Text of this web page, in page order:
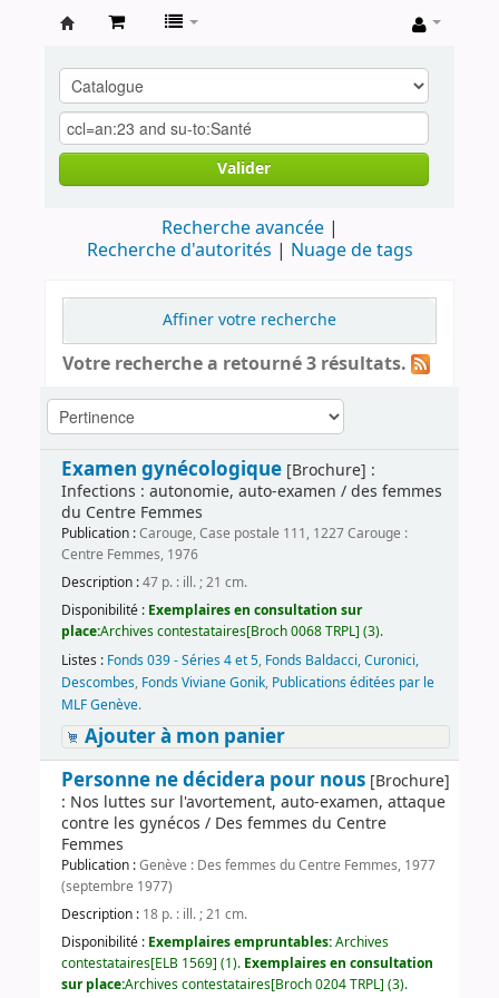
contestataires
Valider
Recherche avancée
Recherche d'autorités
Nuage de tags
Affiner votre recherche
Votre recherche a retourné 3 résultats.
Examen gynécologique[Brochure] :
Infections : autonomie, auto-examen / des femmes
du Centre Femmes
Publication :Carouge, Case postale 111, 1227 Carouge :
Centre Femmes, 1976
Description :47 p. : ill. ; 21 cm.
Disponibilité : Exemplaires en consultation sur
place:Archives contestataires[Broch 0068 TRPL] (3).
Listes : Fonds 039 - Séries 4 et 5, Fonds Baldacci, Curonici,
Descombes, Fonds Viviane Gonik, Publications éditées par le
MLF Genève.
Ajouter à mon panier
Personne ne décidera pour nous[Brochure]
: Nos luttes sur l'avortement, auto-examen, attaque
contre les gynécos / Des femmes du Centre
Femmes
Publication :Genève : Des femmes du Centre Femmes, 1977
(septembre 1977)
Description : 18 p. : ill. ; 21 cm.
Disponibilité : Exemplaires empruntables:Archives
contestataires[ELB 1569] (1). Exemplaires en consultation
sur place:Archives contestataires[Broch 0204 TRPL] (3).